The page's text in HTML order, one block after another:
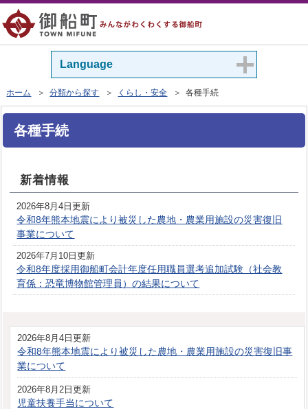
Language
ホーム ＞分類から探す ＞ くらし・安全 ＞ 各種手続
各種手続
新着情報
2026年8月4日更新
令和8年熊本地震により被災した農地・農業用施設の災害復旧
事業について
2026年7月10日更新
令和8年度採用御船町会計年度任用職員選考追加試験（社会教
育係：恐竜博物館管理員）の結果について
2026年8月4日更新
令和8年熊本地震により被災した農地・農業用施設の災害復旧事
業について
2026年8月2日更新
児童扶養手当について